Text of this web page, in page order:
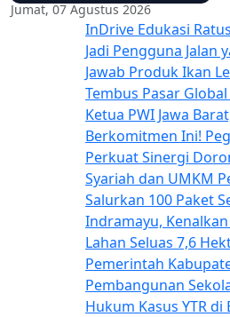
Jumat, 07 Agustus 2026
InDrive Edukasi
Jadi Pengguna Jalan
Jawab Produk Ikan
Tembus Pasar Global
Ketua PWI Jawa
Berkomitmen Ini!
Perkuat Sinergi
Syariah dan UMKM
Salurkan 100 Paket
Indramayu,
Lahan Seluas 7,6
Pemerintah
Pembangunan
Hukum Kasus YTR